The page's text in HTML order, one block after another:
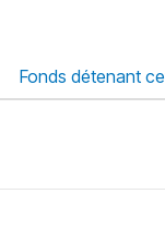
Fonds détenant